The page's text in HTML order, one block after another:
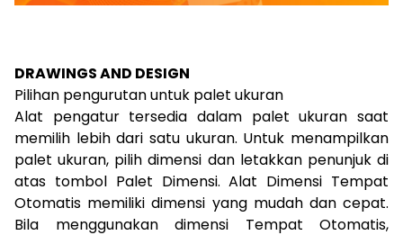
DRAWINGS AND DESIGN
Pilihan pengurutan untuk palet ukuran
Alat pengatur tersedia dalam palet ukuran saat
memilih lebih dari satu ukuran. Untuk menampilkan
palet ukuran, pilih dimensi dan letakkan penunjuk di
atas tombol Palet Dimensi. Alat Dimensi Tempat
Otomatis memiliki dimensi yang mudah dan cepat.
Bila menggunakan dimensi Tempat Otomatis,